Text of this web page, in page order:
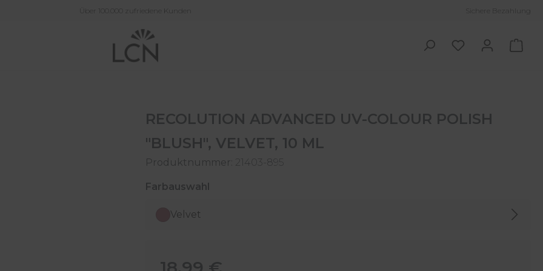
Über 100.000 zufriedene Kunden Sichere Bezahlung
RECOLUTION ADVANCED UV-COLOUR POLISH
"BLUSH", VELVET, 10 ML
Produktnummer: 21403-895
Farbauswahl
Velvet
Regulärer Preis: